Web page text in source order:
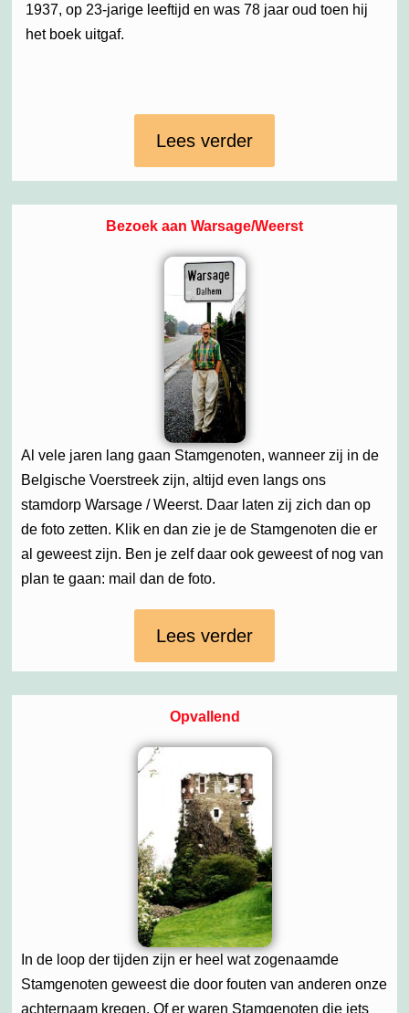
1937, op 23-jarige leeftijd en was 78 jaar oud toen hij
het boek uitgaf.
Lees verder
Bezoek aan Warsage/Weerst
Al vele jaren lang gaan Stamgenoten, wanneer zij in de
Belgische Voerstreek zijn, altijd even langs ons
stamdorp Warsage / Weerst. Daar laten zij zich dan op
de foto zetten. Klik en dan zie je de Stamgenoten die er
al geweest zijn. Ben je zelf daar ook geweest of nog van
plan te gaan: mail dan de foto.
Lees verder
Opvallend
In de loop der tijden zijn er heel wat zogenaamde
Stamgenoten geweest die door fouten van anderen onze
achternaam kregen. Of er waren Stamgenoten die iets